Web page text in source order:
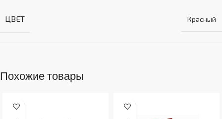
ЦВЕТ Красный
Похожие товары